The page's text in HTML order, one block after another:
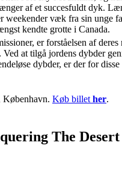
af et succesfuldt dyk.
weekender væk fra sin unge
kendte grotte i Canada.
er forståelsen af
at tilgå jordens dybder
dybder, er der for
København. Køb billet her.
The Desert